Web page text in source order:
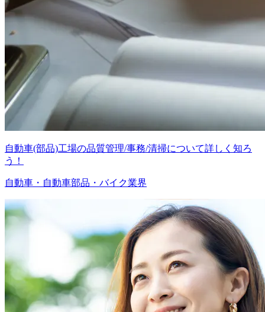
自動車(部品)工場の品質管理/事務/清掃について詳しく知ろ
う！
自動車・自動車部品・バイク業界